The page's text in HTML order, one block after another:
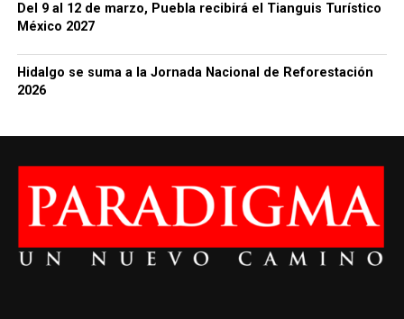
Del 9 al 12 de marzo, Puebla recibirá el Tianguis Turístico
México 2027
Hidalgo se suma a la Jornada Nacional de Reforestación
2026